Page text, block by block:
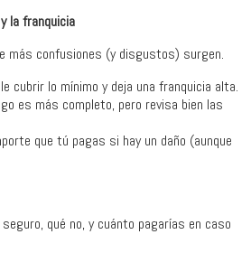
la franquicia
más confusiones (y disgustos) surgen.
cubrir lo mínimo y deja una franquicia alta.
es más completo, pero revisa bien las
que tú pagas si hay un daño (aunque
qué no, y cuánto pagarías en caso